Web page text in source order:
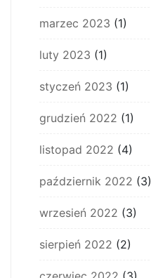
marzec 2023 (1)
luty 2023 (1)
styczeń 2023 (1)
grudzień 2022 (1)
listopad 2022 (4)
październik 2022 (3)
wrzesień 2022 (3)
sierpień 2022 (2)